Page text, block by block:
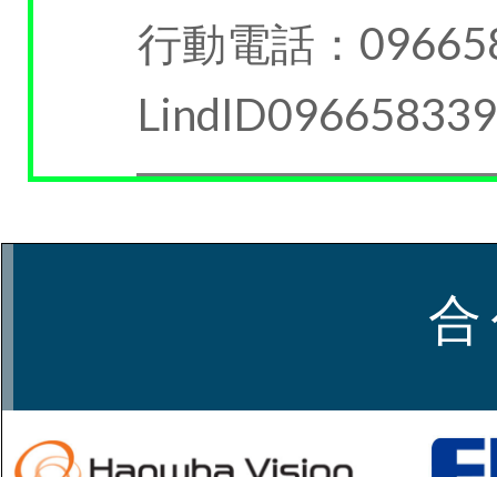
行動電話：
合